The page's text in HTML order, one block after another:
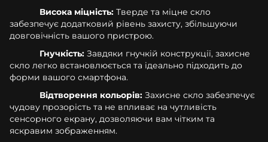
Висока міцність: Тверде та міцне скло
забезпечує додатковий рівень захисту, збільшуючи
довговічність вашого пристрою.
Гнучкість: Завдяки гнучкій конструкції, захисне
скло легко встановлюється та ідеально підходить до
форми вашого смартфона.
Відтворення кольорів: Захисне скло забезпечує
чудову прозорість та не впливає на чутливість
сенсорного екрану, дозволяючи вам чітким та
яскравим зображенням.